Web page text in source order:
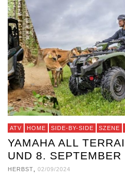
ATV HOME SIDE-BY-SIDE SZENE
YAMAHA ALL
UND 8. SEPTEMBER
HERBST 02/09/2024